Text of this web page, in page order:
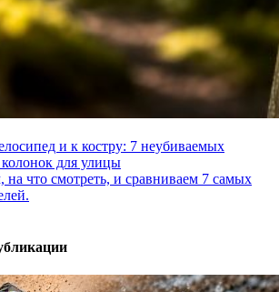
и к костру: 7 неубиваемых
для улицы
на что смотреть, и сравниваем 7 самых